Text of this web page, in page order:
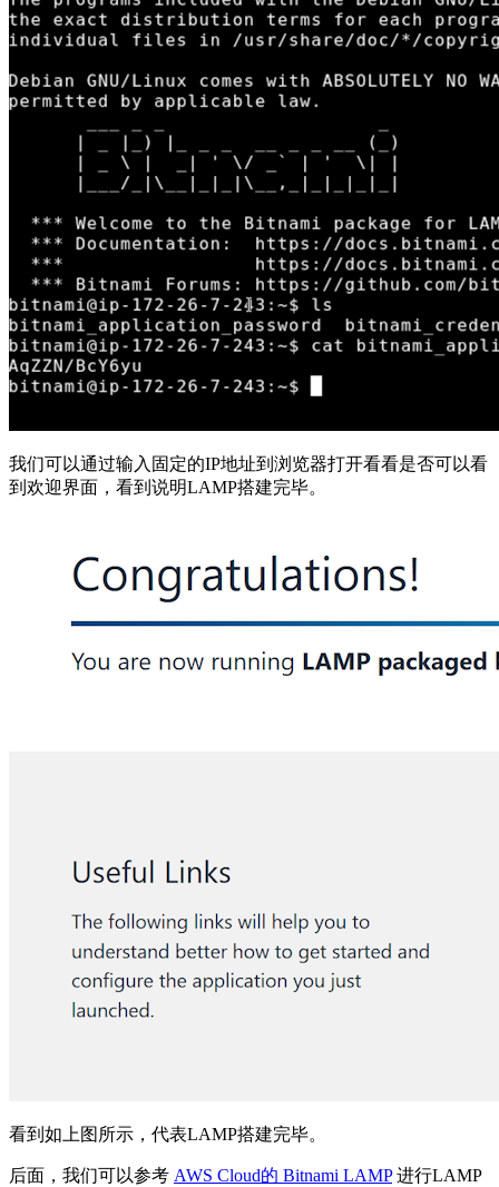
我们可以通过输入固定的IP地址到浏览器打开看看是否可以看
到欢迎界面，看到说明LAMP搭建完毕。
看到如上图所示，代表LAMP搭建完毕。
后面，我们可以参考 AWS Cloud的 Bitnami LAMP进行LAMP